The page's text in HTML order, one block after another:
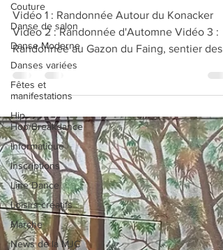
Couture
Danse de salon
Danse Moderne
Danses variées
Fêtes et
manifestations
Hip
Hop/Breakdance
Informatique
Inscriptions
Line Dance
Loisirs créatifs
Marche
News de la MJC
Vidéo 1 : Randonnée Autour du Konacker
Vidéo 2 : Randonnée d'Automne Vidéo 3 :
Randonnée au Gazon du Faing, sentier des
lacs Vidéo 4 :...